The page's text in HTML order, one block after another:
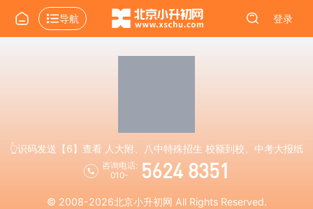
导航 登录
👆识码发送【6】查看 人大附、八中特殊招生 校额到校、中考大报纸
咨询电话:
010-
5624 8351
© 2008-2026北京小升初网 All Rights Reserved.